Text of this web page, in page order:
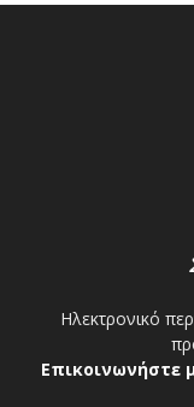
Ηλεκτρονικό
Επικοινωνήστε